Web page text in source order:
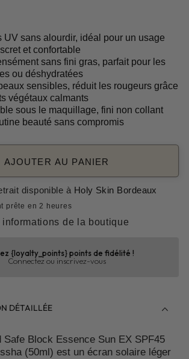
UV sans alourdir, idéal pour un usage
et confortable
sans fini gras, parfait pour les
ou déshydratées
sensibles, réduit les rougeurs grâce
végétaux calmants
sous le maquillage, fini non collant
beauté sans compromis
AJOUTER AU PANIER
disponible à Holy Skin Bordeaux
prête en 2 heures
de la boutique
{loyalty_points} points de fidélité !
Connectez ou inscrivez-vous
DÉTAILLÉE
Safe Block Essence Sun EX SPF45
(50ml) est un écran solaire léger